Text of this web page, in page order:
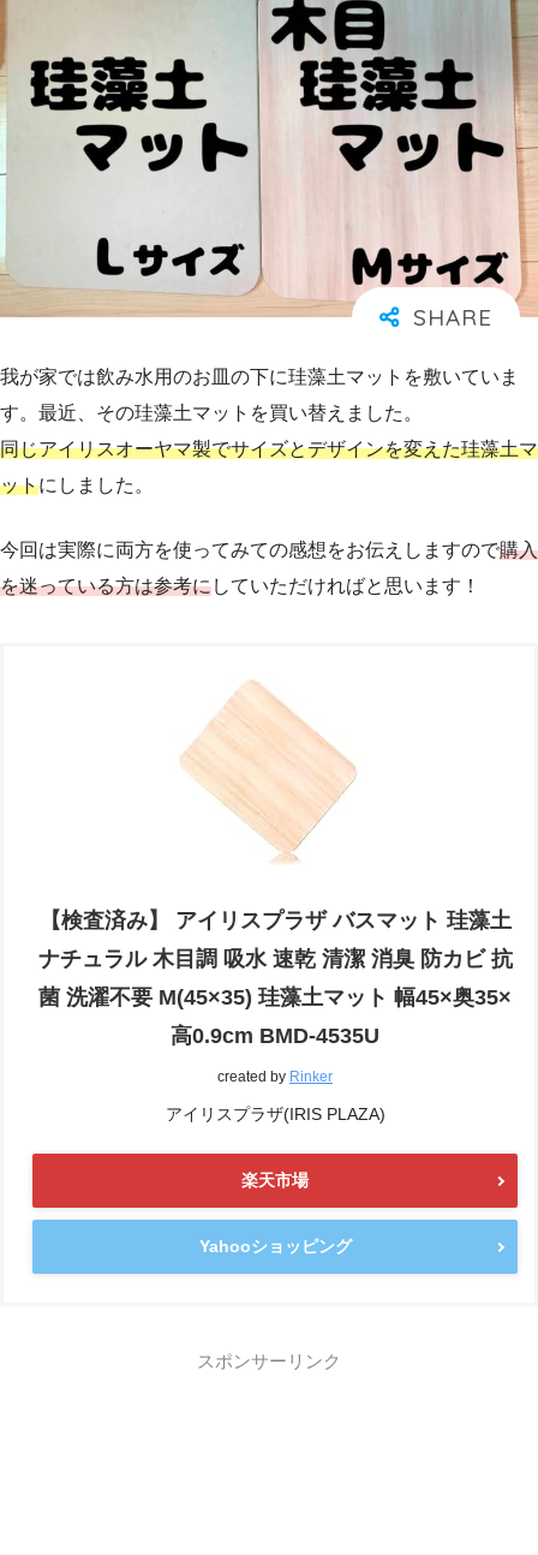
我が家では飲み水用のお皿の下に珪藻土マットを敷いていま
す。最近、その珪藻土マットを買い替えました。
同じアイリスオーヤマ製でサイズとデザインを変えた珪藻土マ
ットにしました。
今回は実際に両方を使ってみての感想をお伝えしますので購入
を迷っている方は参考にしていただければと思います！
【検査済み】 アイリスプラザ バスマット 珪藻土
ナチュラル 木目調 吸水 速乾 清潔 消臭 防カビ 抗
菌 洗濯不要 M(45×35) 珪藻土マット 幅45×奥35×
高0.9cm BMD-4535U
created by Rinker
アイリスプラザ(IRIS PLAZA)
楽天市場
Yahooショッピング
スポンサーリンク